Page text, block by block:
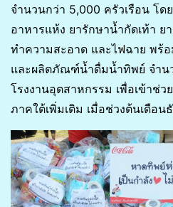
จำนวนกว่า 5,000 ครัวเรือน โด
อาหารแห้ง ยารักษาน้ำกัดเท้า
ทำความสะอาด และไฟฉาย พร้
และผลิตภัณฑ์น้ำดื่มน้ำทิพย์ จำน
โรงงานอุตสาหกรรม เพื่อเข้าช่
ภาคใต้เพิ่มเติม เมื่อช่วงต้นเดือ